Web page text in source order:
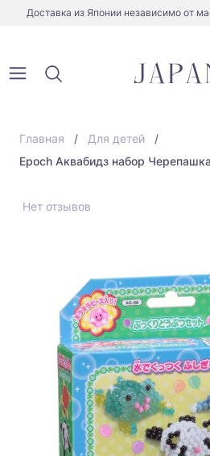
Доставка из Японии независимо от
Главная
Для детей
Epoch Аквабидз набор Черепашка
Нет отзывов